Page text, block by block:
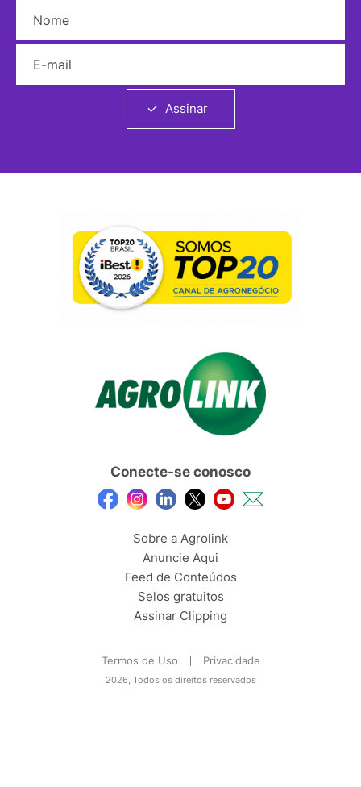
Assinar
Conecte-se conosco
Sobre a Agrolink
Anuncie Aqui
Feed de Conteúdos
Selos gratuitos
Assinar Clipping
Termos de Uso Privacidade
2026, Todos os direitos reservados